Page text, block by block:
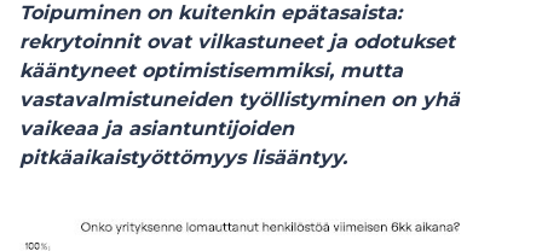
Toipuminen on kuitenkin epätasaista:
rekrytoinnit ovat vilkastuneet ja odotukset
kääntyneet optimistisemmiksi, mutta
vastavalmistuneiden työllistyminen on yhä
vaikeaa ja asiantuntijoiden
pitkäaikaistyöttömyys lisääntyy.